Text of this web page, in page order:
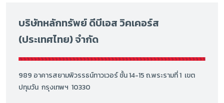
บริษัทหลักทรัพย์ ดีบีเอส วิคเคอร์ส
(ประเทศไทย) จำกัด
989 อาคารสยามพิวรรธน์ทาวเวอร์ ชั้น 14-15 ถ.พระรามที่ 1 เขต
ปทุมวัน กรุงเทพฯ 10330